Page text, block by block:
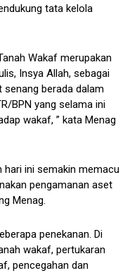
tata kelola
Wakaf merupakan
Insya Allah, sebagai
senang berada dalam
BPN yang selama ini
wakaf, ” kata Menag
hari ini semakin memacu
pengamanan aset
Menag.
penekanan. Di
wakaf, pertukaran
pencegahan dan